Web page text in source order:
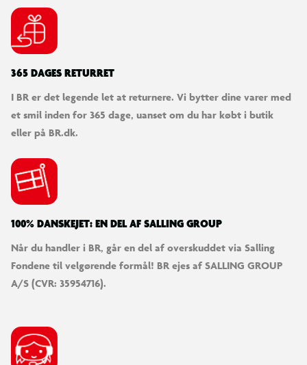
365 DAGES RETURRET
I BR er det legende let at returnere. Vi bytter dine varer med
et smil inden for 365 dage, uanset om du har købt i butik
eller på BR.dk.
100% DANSKEJET: EN DEL AF SALLING GROUP
Når du handler i BR, går en del af overskuddet via Salling
Fondene til velgørende formål! BR ejes af SALLING GROUP
A/S (CVR: 35954716).